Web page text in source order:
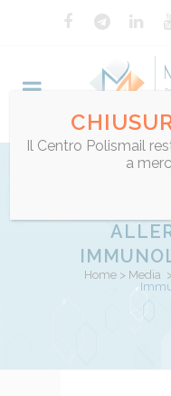
Home > Media
Il Centro Polismail
a